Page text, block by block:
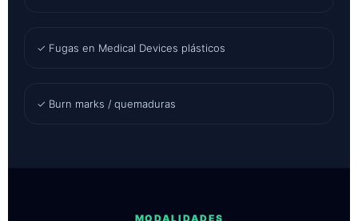
✓ Fugas en Medical Devices plásticos
✓ Burn marks / quemaduras
MODALIDADES